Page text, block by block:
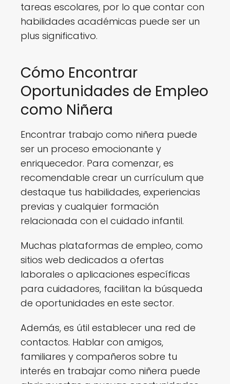
tareas escolares, por lo que contar con
habilidades académicas puede ser un
plus significativo.
Cómo Encontrar
Oportunidades de Empleo
como Niñera
Encontrar trabajo como niñera puede
ser un proceso emocionante y
enriquecedor. Para comenzar, es
recomendable crear un currículum que
destaque tus habilidades, experiencias
previas y cualquier formación
relacionada con el cuidado infantil.
Muchas plataformas de empleo, como
sitios web dedicados a ofertas
laborales o aplicaciones específicas
para cuidadores, facilitan la búsqueda
de oportunidades en este sector.
Además, es útil establecer una red de
contactos. Hablar con amigos,
familiares y compañeros sobre tu
interés en trabajar como niñera puede